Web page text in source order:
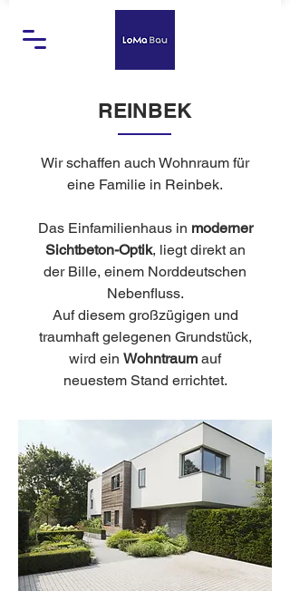
REINBEK
Wir schaffen auch Wohnraum für
eine Familie in Reinbek.
Das Einfamilienhaus in moderner
Sichtbeton-Optik, liegt direkt an
der Bille, einem Norddeutschen
Nebenfluss.
Auf diesem großzügigen und
traumhaft gelegenen Grundstück,
wird ein Wohntraum auf
neuestem Stand errichtet.